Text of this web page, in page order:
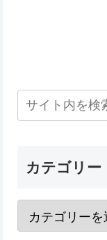
カテゴリー